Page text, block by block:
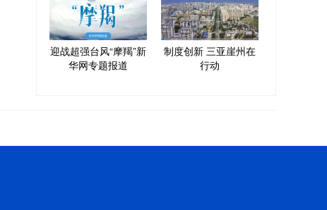
迎战超强台风“摩羯”新
华网专题报道
制度创新 三亚崖州在
行动